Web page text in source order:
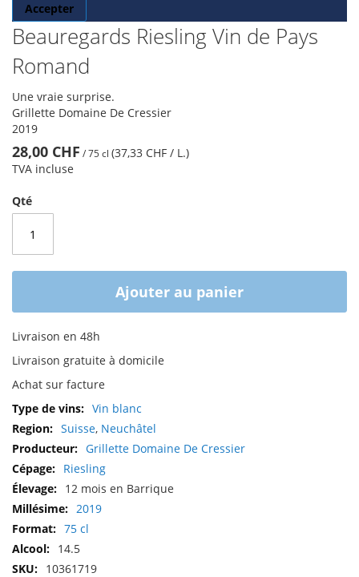
Accepter
Beauregards Riesling Vin de Pays
Romand
Une vraie surprise.
Grillette Domaine De Cressier
2019
28,00 CHF /75 cl (37,33 CHF / L.)
TVA incluse
Qté
Ajouter au panier
Livraison en 48h
Livraison gratuite à domicile
Achat sur facture
Plus
d'infos
Vin blanc
Suisse, Neuchâtel
Grillette Domaine De Cressier
Riesling
12 mois en Barrique
2019
75 cl
14.5
10361719